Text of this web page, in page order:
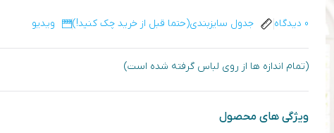
0 دیدگاه جدول سایزبندی(حتما قبل از خرید چک کنید!) ویدیو
(تمام اندازه ها از روی لباس گرفته شده است)
ویژگی های محصول